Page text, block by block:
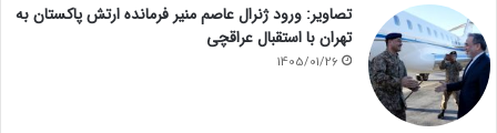
تصاویر: ورود ژنرال عاصم منیر فرمانده ارتش پاکستان به
تهران با استقبال عراقچی
1405/01/26